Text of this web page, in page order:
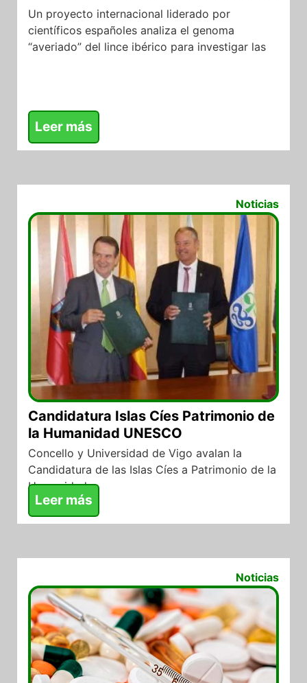
Un proyecto internacional liderado por
científicos españoles analiza el genoma
“averiado” del lince ibérico para investigar las
Leer más
Noticias
Candidatura Islas Cíes Patrimonio de
la Humanidad UNESCO
Concello y Universidad de Vigo avalan la
Candidatura de las Islas Cíes a Patrimonio de la
Humanidad
Leer más
Noticias